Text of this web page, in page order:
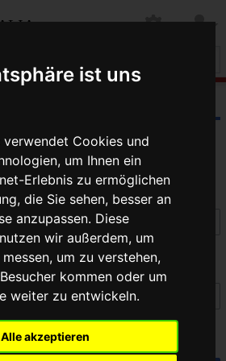
ist uns
verwendet Cookies und
um Ihnen ein
Erlebnis zu ermöglichen
die Sie sehen, besser an
anzupassen. Diese
wir außerdem, um
um zu verstehen,
kommen oder um
weiter zu entwickeln.
Alle akzeptieren